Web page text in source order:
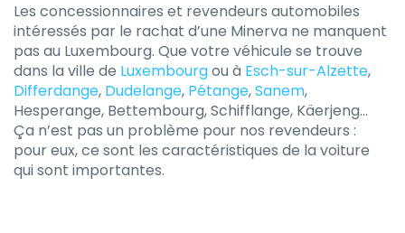
Les concessionnaires et revendeurs automobiles
intéressés par le rachat d’une Minerva ne manquent
pas au Luxembourg. Que votre véhicule se trouve
dans la ville de Luxembourgou à Esch-sur-Alzette,
Differdange, Dudelange, Pétange,Sanem,
Hesperange, Bettembourg, Schifflange, Käerjeng…
Ça n’est pas un problème pour nos revendeurs :
pour eux, ce sont les caractéristiques de la voiture
qui sont importantes.